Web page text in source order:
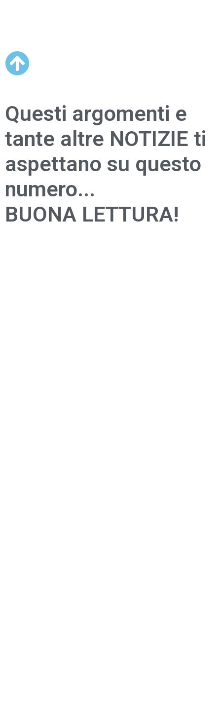
Questi argomenti e
tante altre NOTIZIE ti
aspettano su questo
numero...
BUONA LETTURA!